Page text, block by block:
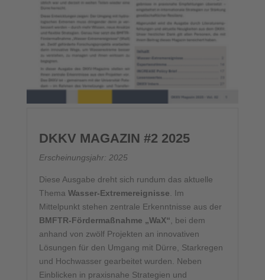
DKKV MAGAZIN #2 2025
Erscheinungsjahr: 2025
Diese Ausgabe dreht sich rundum das aktuelle
Thema Wasser-Extremereignisse . Im
Mittelpunkt stehen zentrale Erkenntnisse aus der
BMFTR-Fördermaßnahme „WaX“ , bei dem
anhand von zwölf Projekten an innovativen
Lösungen für den Umgang mit Dürre, Starkregen
und Hochwasser gearbeitet wurden. Neben
Einblicken in praxisnahe Strategien und